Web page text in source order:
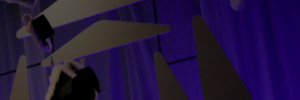
A Univates
Pesquisa e Inovação
Extensão